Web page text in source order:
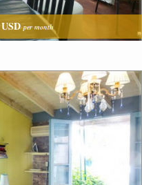
USDper month